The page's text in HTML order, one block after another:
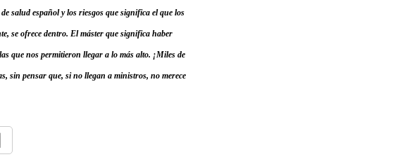
salud español y los riesgos que significa el que los
se ofrece dentro. El máster que significa haber
que nos permitieron llegar a lo más alto. ¡Miles de
sin pensar que, si no llegan a ministros, no merece